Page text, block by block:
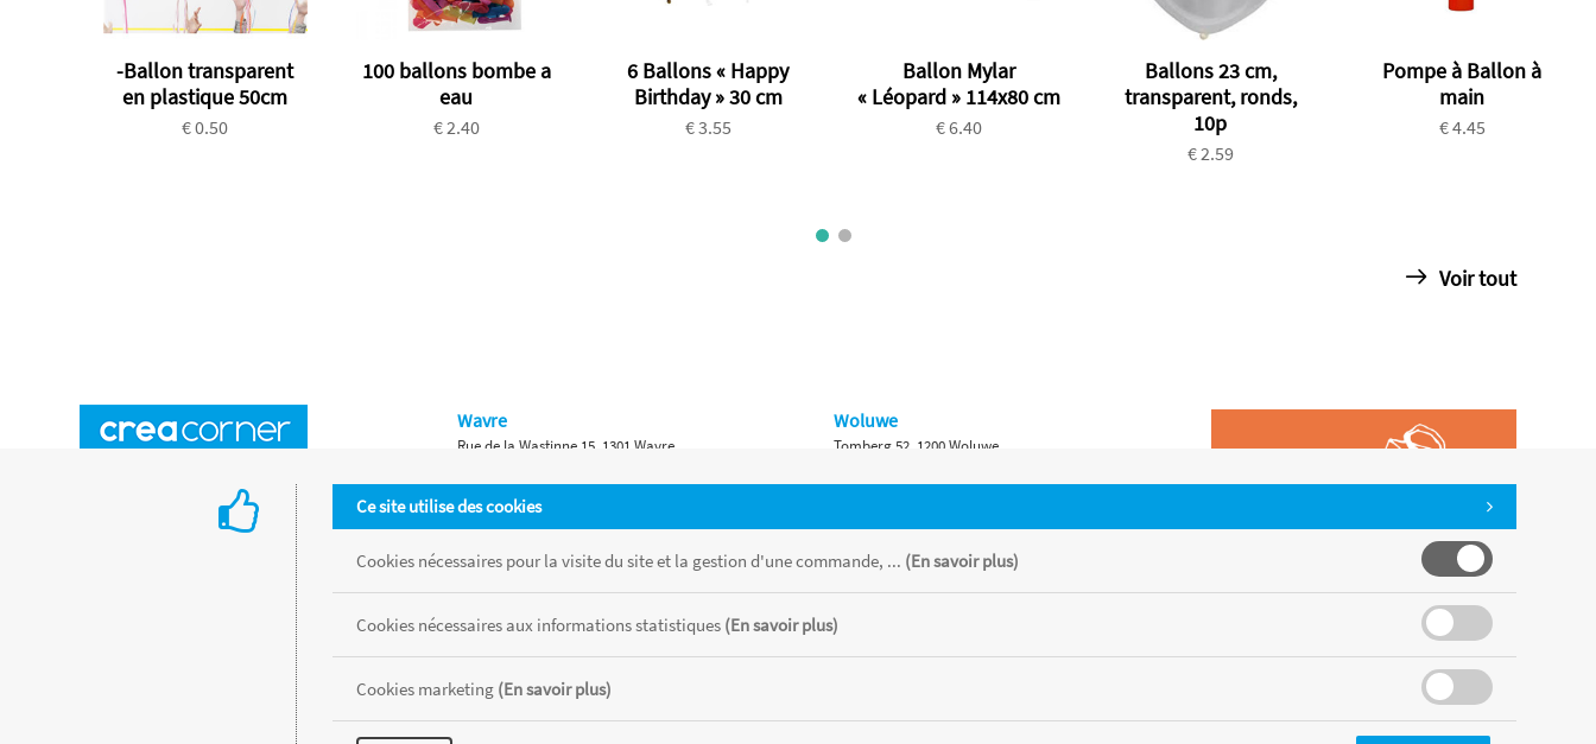
-Ballon transparent
en plastique 50cm
€ 0.50
100 ballons bombe a
eau
€ 2.40
6 Ballons « Happy
Birthday » 30 cm
€ 3.55
Ballon Mylar
« Léopard » 114x80 cm
€ 6.40
Ballons 23 cm,
transparent, ronds,
10p
€ 2.59
Pompe à Ballon à
main
€ 4.45
Voir tout
Ce site utilise des cookies
Cookies nécessaires pour la visite du site et la gestion d'une commande, ... (En savoir plus)
Cookies nécessaires aux informations statistiques (En savoir plus)
Cookies marketing (En savoir plus)
Wavre
Rue de la Wastinne 15, 1301 Wavre
Waterloo
Chaussée de Bruxelles 315, 1410 Waterloo
Woluwe
Tomberg 52, 1200 Woluwe
Namur
Tous les produits sont vendus dans la limite des stocks disponibles de chaque magasin, toutes taxes comprises.